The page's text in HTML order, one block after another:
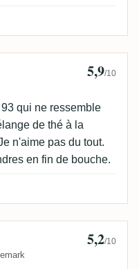
5,9/10
qui ne ressemble
de thé à la
n'aime pas du tout.
en fin de bouche.
🇩🇰 5,2/10